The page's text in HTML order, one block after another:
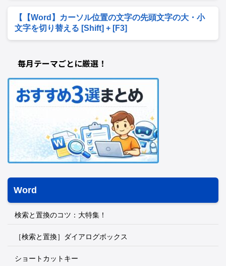
【【Word】カーソル位置の文字の先頭文字の大・小
文字を切り替える [Shift] + [F3]
毎月テーマごとに厳選！
Word
検索と置換のコツ：大特集！
［検索と置換］ダイアログボックス
ショートカットキー